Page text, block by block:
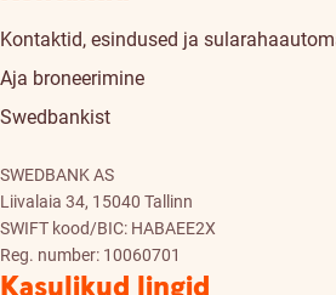
Kontaktid, esindused ja
Aja broneerimine
Swedbankist
SWEDBANK AS
Liivalaia 34, 15040 Tallinn
SWIFT kood/BIC: HABAEE2X
Reg. number: 10060701